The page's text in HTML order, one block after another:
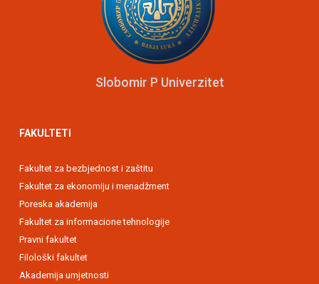
Slobomir P Univerzitet
FAKULTETI
Fakultet za bezbjednost i zaštitu
Fakultet za ekonomiju i menadžment
Poreska akademija
Fakultet za informacione tehnologije
Pravni fakultet
Filološki fakultet
Akademija umjetnosti